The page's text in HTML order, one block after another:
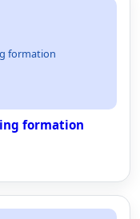
formation
formation